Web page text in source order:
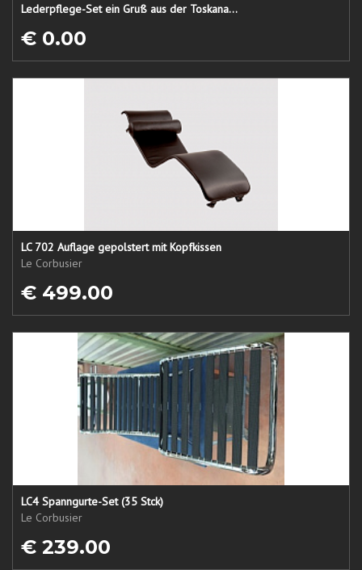
Lederpflege-Set ein Gruß aus der Toskana...
€ 0.00
LC 702 Auflage gepolstert mit Kopfkissen
Le Corbusier
€ 499.00
LC4 Spanngurte-Set (35 Stck)
Le Corbusier
€ 239.00